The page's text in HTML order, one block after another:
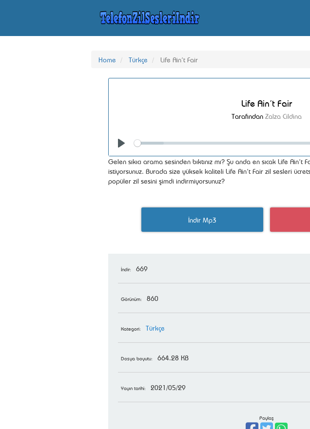
Home Türkçe Life Ain’t Fair
Life Ain’t Fair
Tarafından Zalza Cildina
Seek
Gelen sıkıcı arama sesinden bıktınız mı? Şu anda en sıcak Life
istiyorsunuz. Burada size yüksek kaliteli Life Ain’t Fair zil sesleri
popüler zil sesini şimdi indirmiyorsunuz?
İndir Mp3
İndir: 669
Görünüm: 860
Kategori: Türkçe
Dosya boyutu: 664.28 KB
Yayın tarihi: 2021/05/29
Paylaş